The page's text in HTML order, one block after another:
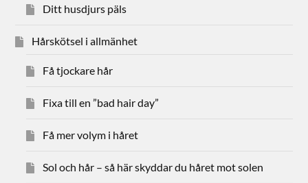
Ditt husdjurs päls
Hårskötsel i allmänhet
Få tjockare hår
Fixa till en ”bad hair day”
Få mer volym i håret
Sol och hår – så här skyddar du håret mot solen